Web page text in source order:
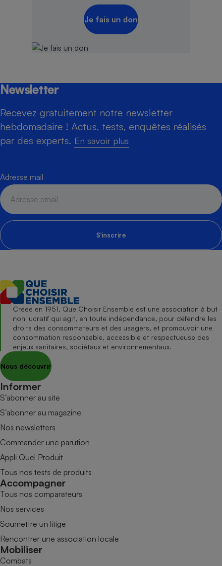
Je fais un don
Newsletter
Recevez gratuitement notre newsletter
hebdomadaire ! Actus, tests, enquêtes réalisés
par des experts. En savoir plus
Adresse mail
S'inscrire
Créée en 1951, Que Choisir Ensemble est une association à but
non lucratif qui agit, en toute indépendance, pour défendre les
droits des consommateurs et des usagers, et promouvoir une
consommation responsable, accessible et respectueuse des
enjeux sanitaires, sociétaux et environnementaux.
Nous découvrir
Informer
S’abonner au site
S’abonner au magazine
Nos newsletters
Commander une parution
Appli Quel Produit
Tous nos tests de produits
Accompagner
Tous nos comparateurs
Nos services
Soumettre un litige
Rencontrer une association locale
Mobiliser
Combats